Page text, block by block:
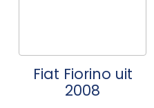
Fiat Fiorino uit
2008